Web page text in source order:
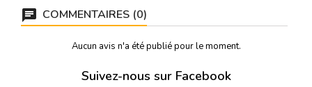
COMMENTAIRES (0)
Aucun avis n'a été publié pour le moment.
Suivez-nous sur Facebook